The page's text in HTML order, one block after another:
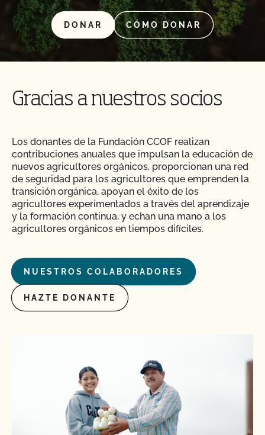
DONAR CÓMO DONAR
Gracias a nuestros socios
Los donantes de la Fundación CCOF realizan
contribuciones anuales que impulsan la educación de
nuevos agricultores orgánicos, proporcionan una red
de seguridad para los agricultores que emprenden la
transición orgánica, apoyan el éxito de los
agricultores experimentados a través del aprendizaje
y la formación continua, y echan una mano a los
agricultores orgánicos en tiempos difíciles.
NUESTROS COLABORADORES
HAZTE DONANTE